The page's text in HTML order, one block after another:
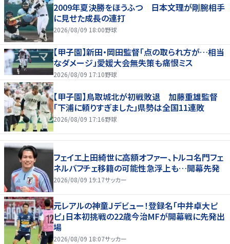
2009年夏決勝をほうふつ 日本文理が剛腕相手
に見せた成長の連打
2026/08/09 18:00野球
【甲子園】新田・岡田監督「点の取られ方が…相当
なダメージ」愛媛大会無失策も痛恨ミス
2026/08/09 17:10野球
【甲子園】鳥取城北が初戦敗退 加藤重雄監督
「下浦に頼りすぎました」県勢は全国11連敗
2026/08/09 17:16野球
フェイエ上田綺世に高額オファー、トルコ名門フェ
ネルバフチェ移籍の可能性急浮上も…開幕先発
2026/08/09 19:17サッカー
元レアルの神童Ｊデビュー！登録名「中井卓大ピ
ピ」日本初挑戦の22歳今治MFが開幕戦に先発出
場
2026/08/09 18:07サッカー